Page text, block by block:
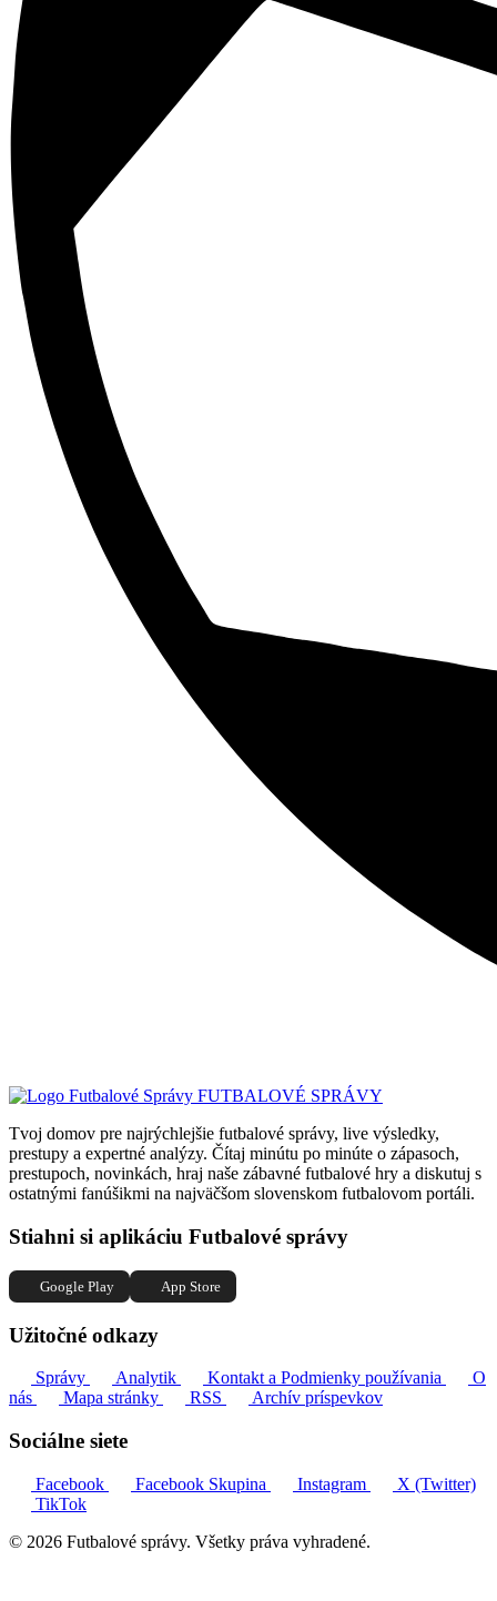
FUTBALOVÉ SPRÁVY
Tvoj domov pre najrýchlejšie futbalové správy, live výsledky,
prestupy a expertné analýzy. Čítaj minútu po minúte o zápasoch,
prestupoch, novinkách, hraj naše zábavné futbalové hry a diskutuj s
ostatnými fanúšikmi na najväčšom slovenskom futbalovom portáli.
Stiahni si aplikáciu Futbalové správy
Google Play App Store
Užitočné odkazy
Správy Analytik Kontakt a Podmienky používania
O
nás
Mapa stránky RSS Archív príspevkov
Sociálne siete
Facebook Facebook Skupina Instagram
X (Twitter)
TikTok
© 2026 Futbalové správy. Všetky práva vyhradené.